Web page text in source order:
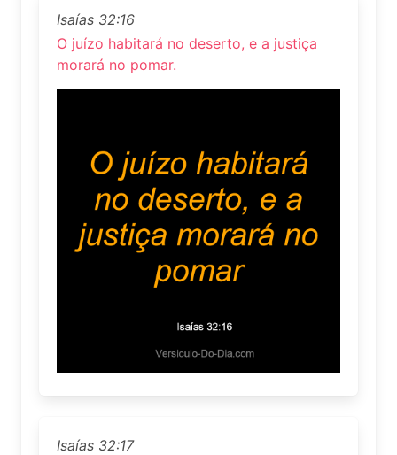
Isaías 32:16
O juízo habitará no deserto, e a justiça
morará no pomar.
Isaías 32:17